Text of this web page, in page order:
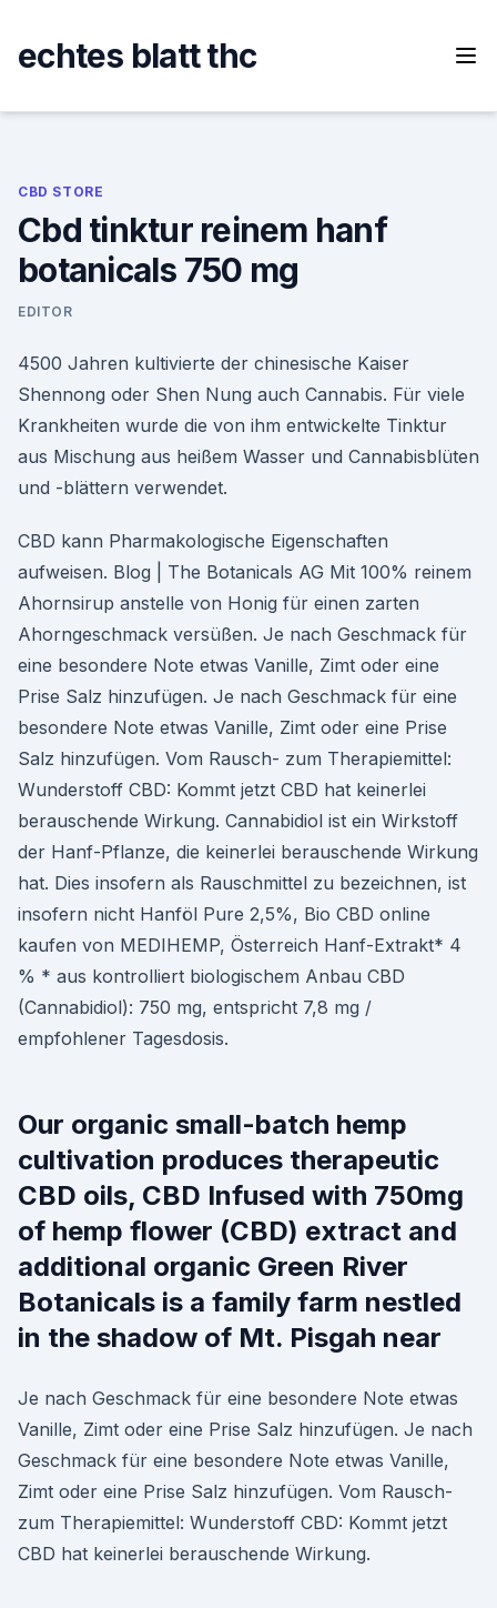
content
echtes blatt thc
CBD STORE
Cbd tinktur reinem hanf
botanicals 750 mg
EDITOR
4500 Jahren kultivierte der chinesische Kaiser
Shennong oder Shen Nung auch Cannabis. Für viele
Krankheiten wurde die von ihm entwickelte Tinktur
aus Mischung aus heißem Wasser und Cannabisblüten
und -blättern verwendet.
CBD kann Pharmakologische Eigenschaften
aufweisen. Blog | The Botanicals AG Mit 100% reinem
Ahornsirup anstelle von Honig für einen zarten
Ahorngeschmack versüßen. Je nach Geschmack für
eine besondere Note etwas Vanille, Zimt oder eine
Prise Salz hinzufügen. Je nach Geschmack für eine
besondere Note etwas Vanille, Zimt oder eine Prise
Salz hinzufügen. Vom Rausch- zum Therapiemittel:
Wunderstoff CBD: Kommt jetzt CBD hat keinerlei
berauschende Wirkung. Cannabidiol ist ein Wirkstoff
der Hanf-Pflanze, die keinerlei berauschende Wirkung
hat. Dies insofern als Rauschmittel zu bezeichnen, ist
insofern nicht Hanföl Pure 2,5%, Bio CBD online
kaufen von MEDIHEMP, Österreich Hanf-Extrakt* 4
% * aus kontrolliert biologischem Anbau CBD
(Cannabidiol): 750 mg, entspricht 7,8 mg /
empfohlener Tagesdosis.
Our organic small-batch hemp
cultivation produces therapeutic
CBD oils, CBD Infused with 750mg
of hemp flower (CBD) extract and
additional organic Green River
Botanicals is a family farm nestled
in the shadow of Mt. Pisgah near
Je nach Geschmack für eine besondere Note etwas
Vanille, Zimt oder eine Prise Salz hinzufügen. Je nach
Geschmack für eine besondere Note etwas Vanille,
Zimt oder eine Prise Salz hinzufügen. Vom Rausch-
zum Therapiemittel: Wunderstoff CBD: Kommt jetzt
CBD hat keinerlei berauschende Wirkung.